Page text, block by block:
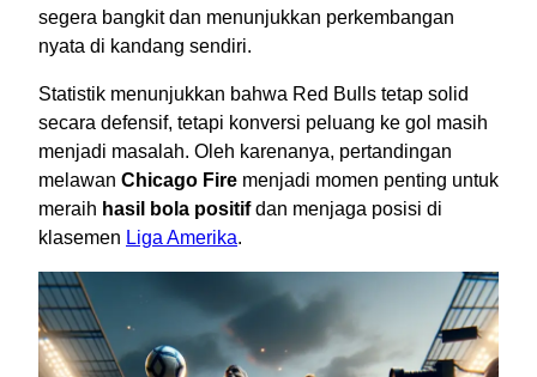
segera bangkit dan menunjukkan perkembangan
nyata di kandang sendiri.
Statistik menunjukkan bahwa Red Bulls tetap solid
secara defensif, tetapi konversi peluang ke gol masih
menjadi masalah. Oleh karenanya, pertandingan
melawan Chicago Fire menjadi momen penting untuk
meraih hasil bola positifdan menjaga posisi di
klasemen Liga Amerika.